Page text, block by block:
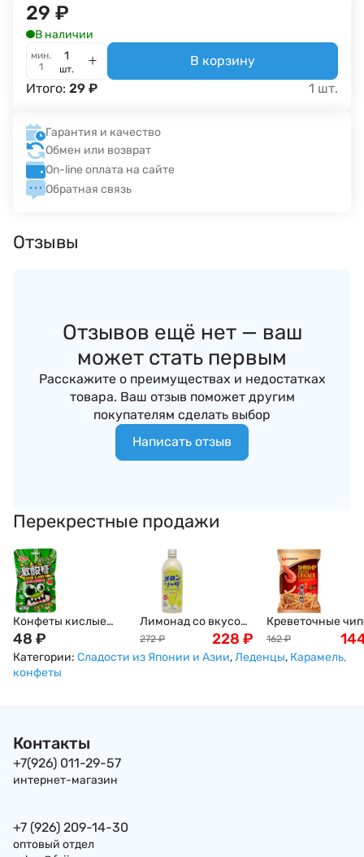
29 ₽
В наличии
мин.
1
шт.
В корзину
Итого: 29 ₽ 1 шт.
Гарантия и качество
Обмен или возврат
On-line оплата на сайте
Обратная связь
Отзывы
Отзывов ещё нет — ваш
может стать первым
Расскажите о преимуществах и недостатках
товара. Ваш отзыв поможет другим
покупателям сделать выбор
Написать отзыв
Перекрестные продажи
Конфеты кислые
Hong Tai Kee с
шипучкой, 22 г.
48 ₽
Лимонад со вкусом
дыни SANGARIA
Рамунэ, Япония,
272 ₽ 228 ₽
Креветочные
острые Nongshim
запеченные, 75г
162 ₽
Категории: Сладости из Японии и Азии,Леденцы, Карамель,
конфеты
Контакты
+7(926) 011-29-57
интернет-магазин
+7 (926) 209-14-30
оптовый отдел